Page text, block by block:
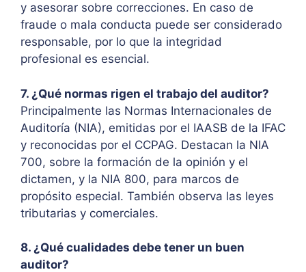
y asesorar sobre correcciones. En caso de
fraude o mala conducta puede ser considerado
responsable, por lo que la integridad
profesional es esencial.
7. ¿Qué normas rigen el trabajo del auditor?
Principalmente las Normas Internacionales de
Auditoría (NIA), emitidas por el IAASB de la IFAC
y reconocidas por el CCPAG. Destacan la NIA
700, sobre la formación de la opinión y el
dictamen, y la NIA 800, para marcos de
propósito especial. También observa las leyes
tributarias y comerciales.
8. ¿Qué cualidades debe tener un buen
auditor?